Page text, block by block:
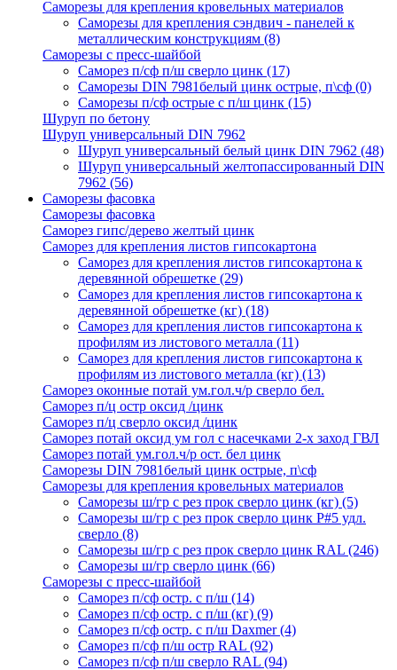
Саморезы для крепления кровельных материалов
Саморезы для крепления сэндвич - панелей к
металлическим конструкциям (8)
Саморезы с пресс-шайбой
Саморез п/сф п/ш сверло цинк (17)
Саморезы DIN 7981белый цинк острые, п\сф (0)
Саморезы п/сф острые с п/ш цинк (15)
Шуруп по бетону
Шуруп универсальный DIN 7962
Шуруп универсальный белый цинк DIN 7962 (48)
Шуруп универсальный желтопассированный DIN
7962 (56)
Саморезы фасовка
Саморезы фасовка
Саморез гипс/дерево желтый цинк
Саморез для крепления листов гипсокартона
Саморез для крепления листов гипсокартона к
деревянной обрешетке (29)
Саморез для крепления листов гипсокартона к
деревянной обрешетке (кг) (18)
Саморез для крепления листов гипсокартона к
профилям из листового металла (11)
Саморез для крепления листов гипсокартона к
профилям из листового металла (кг) (13)
Саморез оконные потай ум.гол.ч/р сверло бел.
Саморез п/ц остр оксид /цинк
Саморез п/ц сверло оксид /цинк
Саморез потай оксид ум гол с насечками 2-х заход ГВЛ
Саморез потай ум.гол.ч/р ост. бел цинк
Саморезы DIN 7981белый цинк острые, п\сф
Саморезы для крепления кровельных материалов
Саморезы ш/гр с рез прок сверло цинк (кг) (5)
Саморезы ш/гр с рез прок сверло цинк P#5 удл.
сверло (8)
Саморезы ш/гр с рез прок сверло цинк RAL (246)
Саморезы ш/гр сверло цинк (66)
Саморезы с пресс-шайбой
Саморез п/сф остр. с п/ш (14)
Саморез п/сф остр. с п/ш (кг) (9)
Саморез п/сф остр. с п/ш Daxmer(4)
Саморез п/сф п/ш остр RAL (92)
Саморез п/сф п/ш сверло RAL (94)